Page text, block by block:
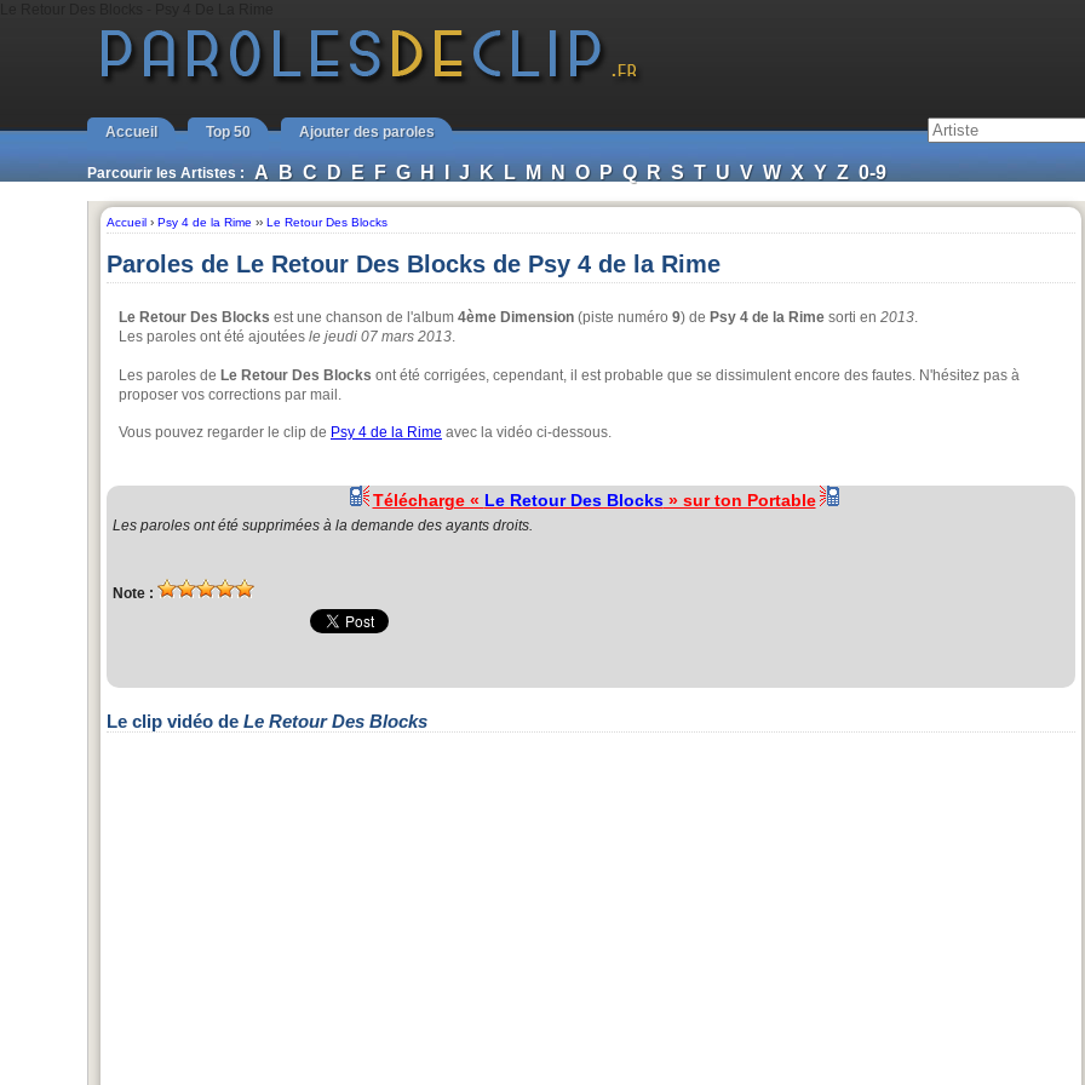
Accueil Top 50 Ajouter des paroles
Parcourir les Artistes : A B C D E F G H I J K L M N O P Q R S T U V W X Y Z 0-9
Accueil › Psy 4 de la Rime ›› Le Retour Des Blocks
Paroles de Le Retour Des Blocks de Psy 4 de la Rime
Le Retour Des Blocks est une chanson de l'album 4ème Dimension (piste numéro 9) de Psy 4 de la Rime sorti en 2013.
Les paroles ont été ajoutées le jeudi 07 mars 2013.
Les paroles de Le Retour Des Blocks ont été corrigées, cependant, il est probable que se dissimulent encore des fautes. N'hésitez pas à
proposer vos corrections par mail.
Vous pouvez regarder le clip de Psy 4 de la Rime avec la vidéo ci-dessous.
Télécharge « Le Retour Des Blocks» sur ton Portable
Les paroles ont été supprimées à la demande des ayants droits.
Note :
Le clip vidéo de Le Retour Des Blocks